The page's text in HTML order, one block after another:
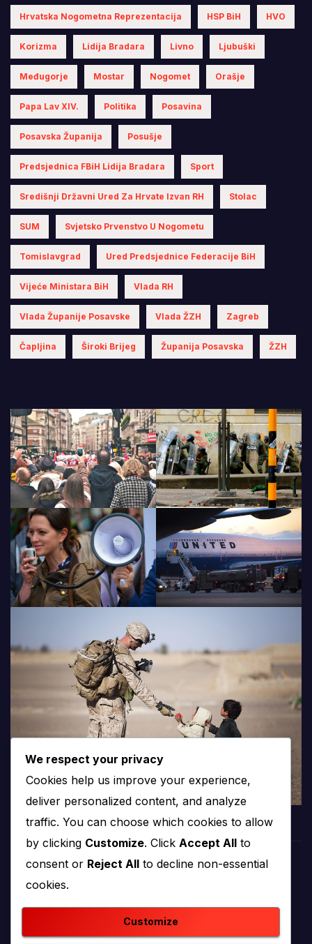
Hrvatska Nogometna Reprezentacija HSP BiH HVO
Korizma Lidija Bradara Livno Ljubuški
Međugorje Mostar Nogomet Orašje
Papa Lav XIV. Politika Posavina
Posavska Županija Posušje
Predsjednica FBiH Lidija Bradara Sport
Središnji Državni Ured Za Hrvate Izvan RH Stolac
SUM Svjetsko Prvenstvo U Nogometu
Tomislavgrad Ured Predsjednice Federacije BiH
Vijeće Ministara BiH Vlada RH
Vlada Županije Posavske Vlada ŽZH Zagreb
Čapljina Široki Brijeg Županija Posavska ŽZH
produkcija i emitiranje tv programa
We respect your privacy
Cookies help us improve your experience,
deliver personalized content, and analyze
traffic. You can choose which cookies to allow
by clicking Customize. Click Accept All to
consent or Reject All to decline non-essential
cookies.
Customize